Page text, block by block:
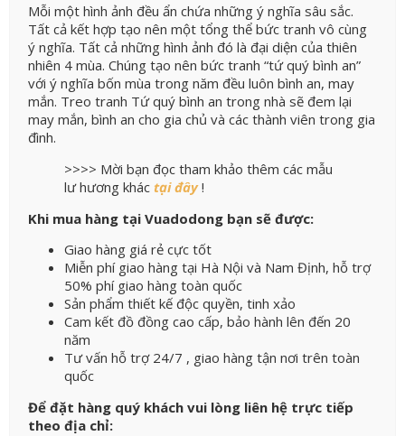
Mỗi một hình ảnh đều ẩn chứa những ý nghĩa sâu sắc.
Tất cả kết hợp tạo nên một tổng thể bức tranh vô cùng
ý nghĩa. Tất cả những hình ảnh đó là đại diện của thiên
nhiên 4 mùa. Chúng tạo nên bức tranh “tứ quý bình an”
với ý nghĩa bốn mùa trong năm đều luôn bình an, may
mắn. Treo tranh Tứ quý bình an trong nhà sẽ đem lại
may mắn, bình an cho gia chủ và các thành viên trong gia
đình.
>>>> Mời bạn đọc tham khảo thêm các mẫu
lư hương khác tại đây !
Khi mua hàng tại Vuadodong bạn sẽ được:
Giao hàng giá rẻ cực tốt
Miễn phí giao hàng tại Hà Nội và Nam Định, hỗ trợ
50% phí giao hàng toàn quốc
Sản phẩm thiết kế độc quyền, tinh xảo
Cam kết đồ đồng cao cấp, bảo hành lên đến 20
năm
Tư vấn hỗ trợ 24/7 , giao hàng tận nơi trên toàn
quốc
Để đặt hàng quý khách vui lòng liên hệ trực tiếp
theo địa chỉ: